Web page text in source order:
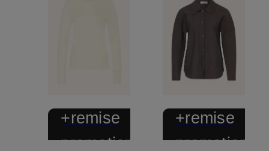
+remise
promotionnelle
+remise